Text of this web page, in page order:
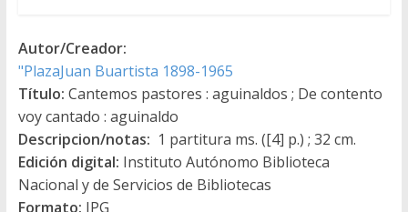
Autor/Creador:
"PlazaJuan Buartista 1898-1965
Título: Cantemos pastores : aguinaldos ; De contento
voy cantado : aguinaldo
Descripcion/notas: 1 partitura ms. ([4] p.) ; 32 cm.
Edición digital: Instituto Autónomo Biblioteca
Nacional y de Servicios de Bibliotecas
Formato: JPG